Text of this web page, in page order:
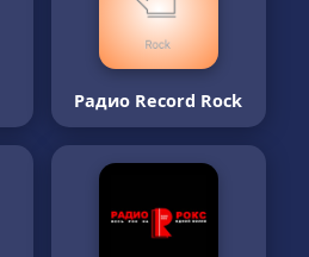
Радио Record Rock